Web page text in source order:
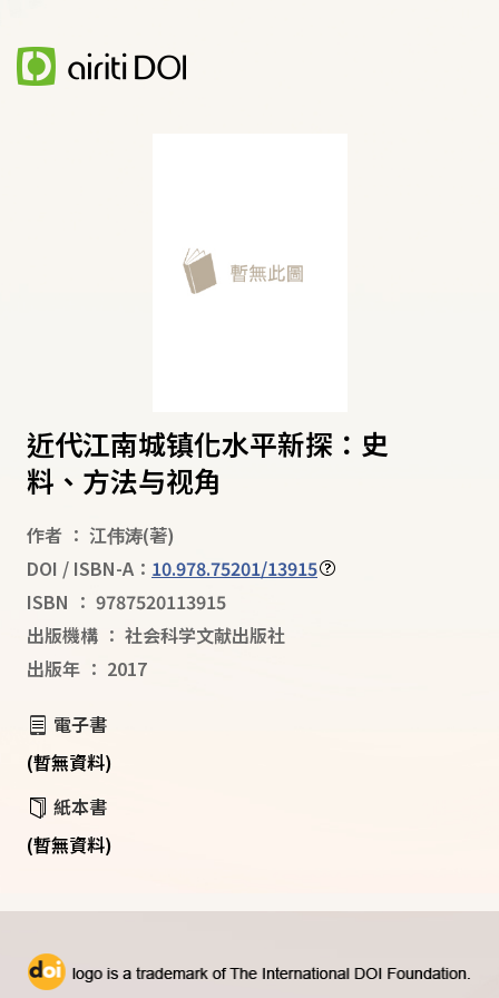
近代江南城镇化水平新探：史
料、方法与视角
作者 ： 江伟涛(著)
DOI / ISBN-A： 10.978.75201/13915
ISBN ： 9787520113915
出版機構 ： 社会科学文献出版社
出版年 ： 2017
電子書
(暫無資料)
紙本書
(暫無資料)